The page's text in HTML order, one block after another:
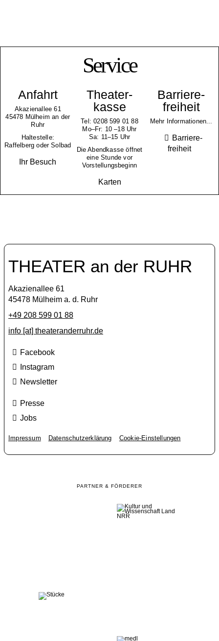
Service
Anfahrt
Akazienallee 61
45478 Mülheim an der
Ruhr
Haltestelle:
Raffelberg oder Solbad
Ihr Besuch
Theater­
kasse
Tel: 0208 599 01 88
Mo–Fr: 10 –18 Uhr
Sa: 11–15 Uhr
Die Abendkasse öffnet
eine Stunde vor
Vorstellungsbeginn
Karten
Barriere­
freiheit
Mehr Informationen...
Barriere­
freiheit
THEATER an der RUHR
Akazienallee 61
45478 Mülheim a. d. Ruhr
+49 208 599 01 88
info [​at​] theateranderruhr.de
Facebook
Instagram
Newsletter
Presse
Jobs
Impressum Datenschutzerklärung Cookie-Einstellungen
PARTNER & FÖRDERER